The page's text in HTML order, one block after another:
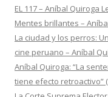
EL 117 – Aníbal Quiroga
Mentes brillantes –
La ciudad y los perros:
cine peruano – Aníbal
Aníbal Quiroga: “La
tiene efecto retroactivo”